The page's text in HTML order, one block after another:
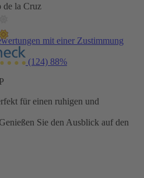
de la Cruz
mit einer Zustimmung
(124) 88%
für einen ruhigen und
Sie den Ausblick auf den